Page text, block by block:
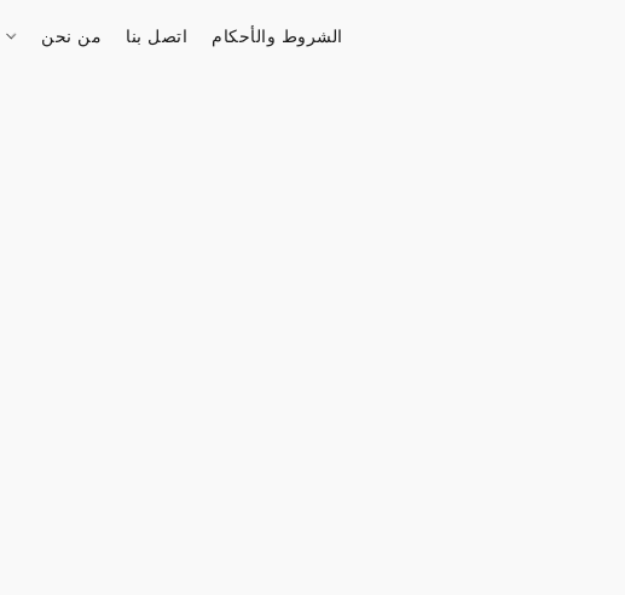
الستور من نحن اتصل بنا الشروط والأحكام